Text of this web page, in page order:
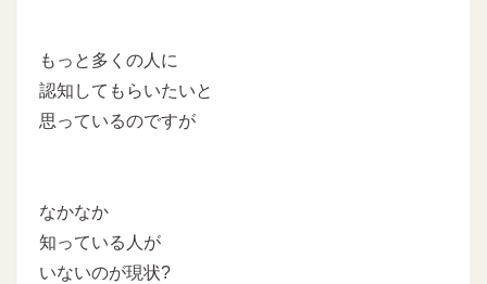
もっと多くの人に
認知してもらいたいと
思っているのですが
なかなか
知っている人が
いないのが現状?